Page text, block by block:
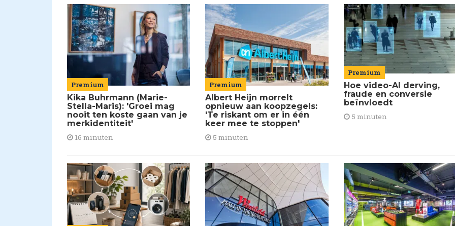
Premium
Kika Buhrmann (Marie-
Stella-Maris): 'Groei mag
nooit ten koste gaan van je
merkidentiteit'
16 minuten
Premium
Albert Heijn morrelt
opnieuw aan koopzegels:
'Te riskant om er in één
keer mee te stoppen'
5 minuten
Premium
Hoe video-AI derving,
fraude en conversie
beïnvloedt
5 minuten